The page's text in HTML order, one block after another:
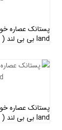
land بی بی لند ( 1 عدد )
land بی بی لند ( 1 عدد )